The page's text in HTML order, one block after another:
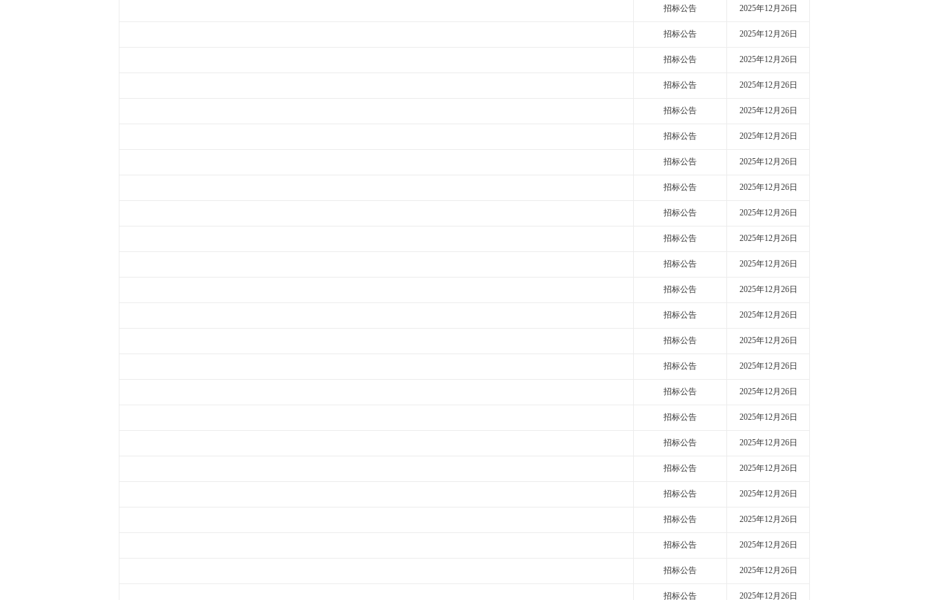
招标公告 2025年12月26日
招标公告 2025年12月26日
招标公告 2025年12月26日
招标公告 2025年12月26日
招标公告 2025年12月26日
招标公告 2025年12月26日
招标公告 2025年12月26日
招标公告 2025年12月26日
招标公告 2025年12月26日
招标公告 2025年12月26日
招标公告 2025年12月26日
招标公告 2025年12月26日
招标公告 2025年12月26日
招标公告 2025年12月26日
招标公告 2025年12月26日
招标公告 2025年12月26日
招标公告 2025年12月26日
招标公告 2025年12月26日
招标公告 2025年12月26日
招标公告 2025年12月26日
招标公告 2025年12月26日
招标公告 2025年12月26日
招标公告 2025年12月26日
招标公告 2025年12月26日